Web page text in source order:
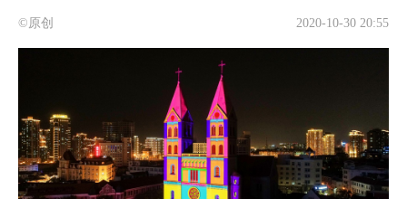
©原创 2020-10-30 20:55